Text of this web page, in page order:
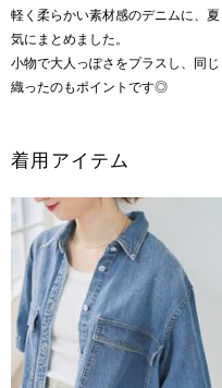
軽く柔らかい素材感のデニムに、
気にまとめました。
小物で大人っぽさをプラスし、同
織ったのもポイントです◎
着用アイテム